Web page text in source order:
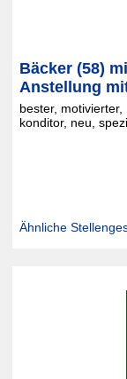
Bäcker (58)
Anstellung
bester,
konditor, neu,
Ähnliche